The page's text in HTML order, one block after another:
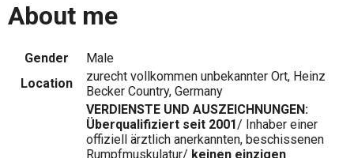
About me
Gender
Male
Location
zurecht vollkommen unbekannter Ort, Heinz
Becker Country, Germany
VERDIENSTE UND AUSZEICHNUNGEN:
Überqualifiziert seit 2001/ Inhaber einer
offiziell ärztlich anerkannten, beschissenen
Rumpfmuskulatur/ keinen einzigen